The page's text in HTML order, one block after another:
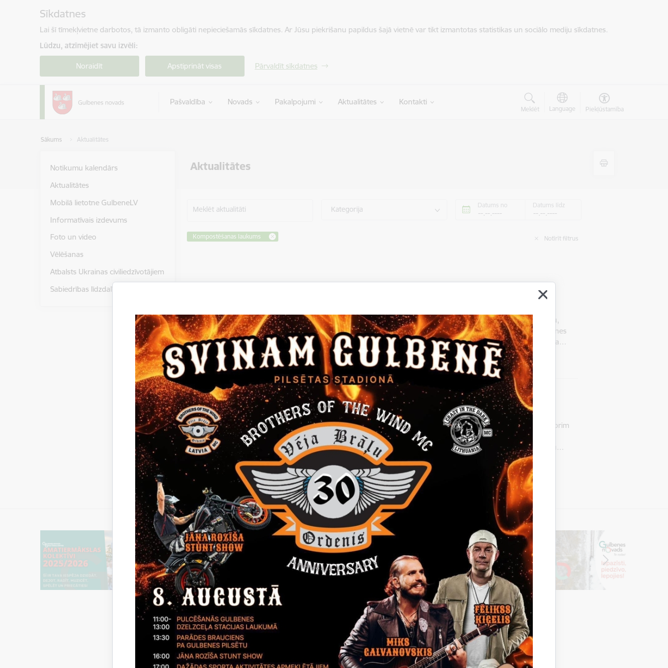
Sīkdatnes
Lai šī tīmekļvietne darbotos, tā izmanto obligāti nepieciešamās sīkdatnes. Ar Jūsu piekrišanu papildus šajā vietnē var tikt izmantotas statistikas un sociālo mediju sīkdatnes.
Lūdzu, atzīmējiet savu izvēli:
Noraidīt Apstiprināt visas Pārvaldīt sīkdatnes
Pašvaldība Novads Pakalpojumi Aktualitātes Kontakti
Meklēt Language Piekļūstamība
Sākums Aktualitātes
Aktualitātes
Notikumu kalendārs
Aktualitātes
Mobilā lietotne GulbeneLV
Informatīvais izdevums
Foto un video
Vēlēšanas
Atbalsts Ukrainas civiliedzīvotājiem
Sabiedrības līdzdalība
Meklēt aktualitāti Kategorija Datums no Datums līdz
Kompostēšanas laukums Notīrīt filtrus
Gulbenes novada pašvaldība, turpinot Spodrības mēneša tradīciju,
aicina iedzīvotājus būt aktīviem un sakopt savus īpašumus. Gulbenes
novada pašvaldība informē, ka īpašumos savāktos dārza un parka…
Dārza atkritumi Kompostēšanas laukums Pašvaldība informē
Bez maksas var nodot dārza atkritumus
04.09.2023.
Gulbenes novada pašvaldība informē, ka līdz 2023.gada 31.oktobrim
(ieskaitot) ikvienam ir iespēja bez maksas nodot dārza atkritumus
Gulbenes novada pašvaldības dārzu, parku un kapsētu atkritumu…
Pašvaldība informē Dārza atkritumi Kompostēšanas laukums
Vai šī informācija bija noderīga?
Sniegt atsauksmi